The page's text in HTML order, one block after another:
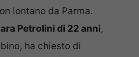
lontano da Parma.
Petrolini di 22 anni,
ha chiesto di